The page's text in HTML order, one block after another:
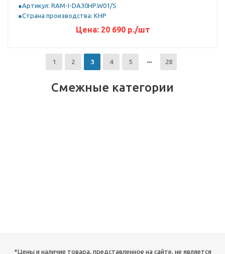
Артикул: RAM-I-DA30HP.W01/S
Страна производства: КНР
Цена: 20 690р./шт
1 2 3 4 5 28
Смежные категории
*Цены и наличие товара, представленное на сайте, не является